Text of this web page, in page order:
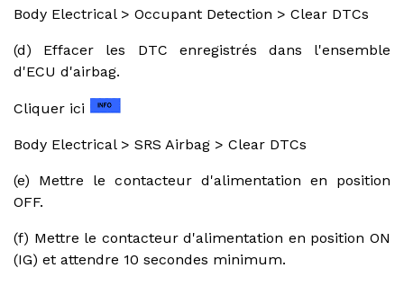
Body Electrical > Occupant Detection > Clear DTCs
(d) Effacer les DTC enregistrés dans l'ensemble
d'ECU d'airbag.
Cliquer ici
Body Electrical > SRS Airbag > Clear DTCs
(e) Mettre le contacteur d'alimentation en position
OFF.
(f) Mettre le contacteur d'alimentation en position ON
(IG) et attendre 10 secondes minimum.